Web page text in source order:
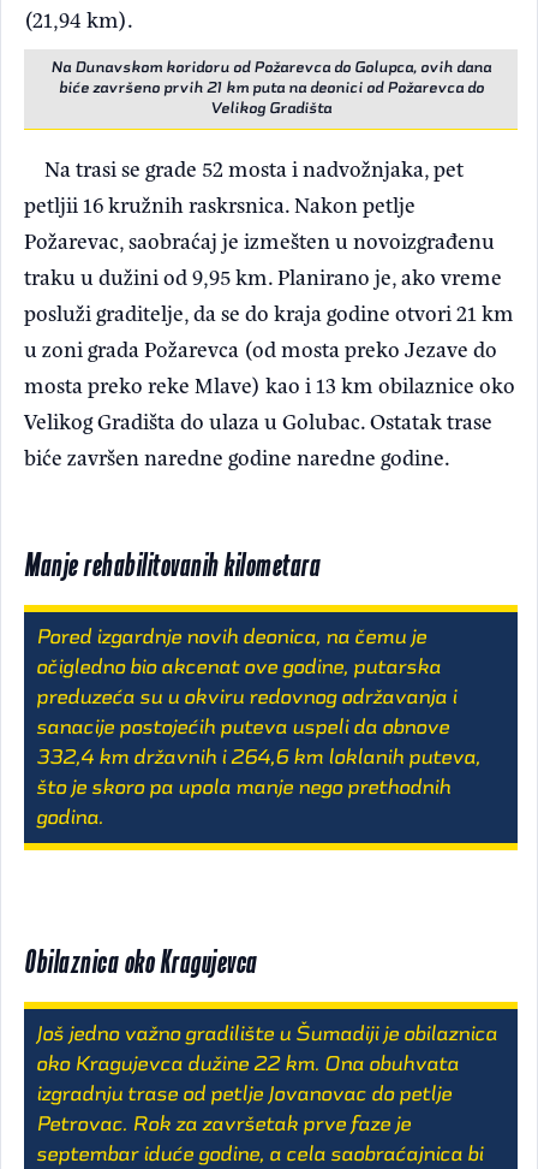
(21,94 km).
Na Dunavskom koridoru od Požarevca do Golupca, ovih dana
biće završeno prvih 21 km puta na deonici od Požarevca do
Velikog Gradišta
Na trasi se grade 52 mosta i nadvožnjaka, pet
petljii 16 kružnih raskrsnica. Nakon petlje
Požarevac, saobraćaj je izmešten u novoizgrađenu
traku u dužini od 9,95 km. Planirano je, ako vreme
posluži graditelje, da se do kraja godine otvori 21 km
u zoni grada Požarevca (od mosta preko Jezave do
mosta preko reke Mlave) kao i 13 km obilaznice oko
Velikog Gradišta do ulaza u Golubac. Ostatak trase
biće završen naredne godine naredne godine.
Manje rehabilitovanih kilometara
Pored izgardnje novih deonica, na čemu je
očigledno bio akcenat ove godine, putarska
preduzeća su u okviru redovnog održavanja i
sanacije postojećih puteva uspeli da obnove
332,4 km državnih i 264,6 km loklanih puteva,
što je skoro pa upola manje nego prethodnih
godina.
Obilaznica oko Kragujevca
Još jedno važno gradilište u Šumadiji je obilaznica
oko Kragujevca dužine 22 km. Ona obuhvata
izgradnju trase od petlje Jovanovac do petlje
Petrovac. Rok za završetak prve faze je
septembar iduće godine, a cela saobraćajnica bi